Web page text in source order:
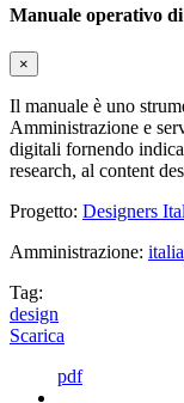
Manuale operativo di
×
Il manuale è uno
Amministrazione e
digitali fornendo
research, al content
Progetto: Designers
Amministrazione: italia
Tag:
design
Scarica
pdf